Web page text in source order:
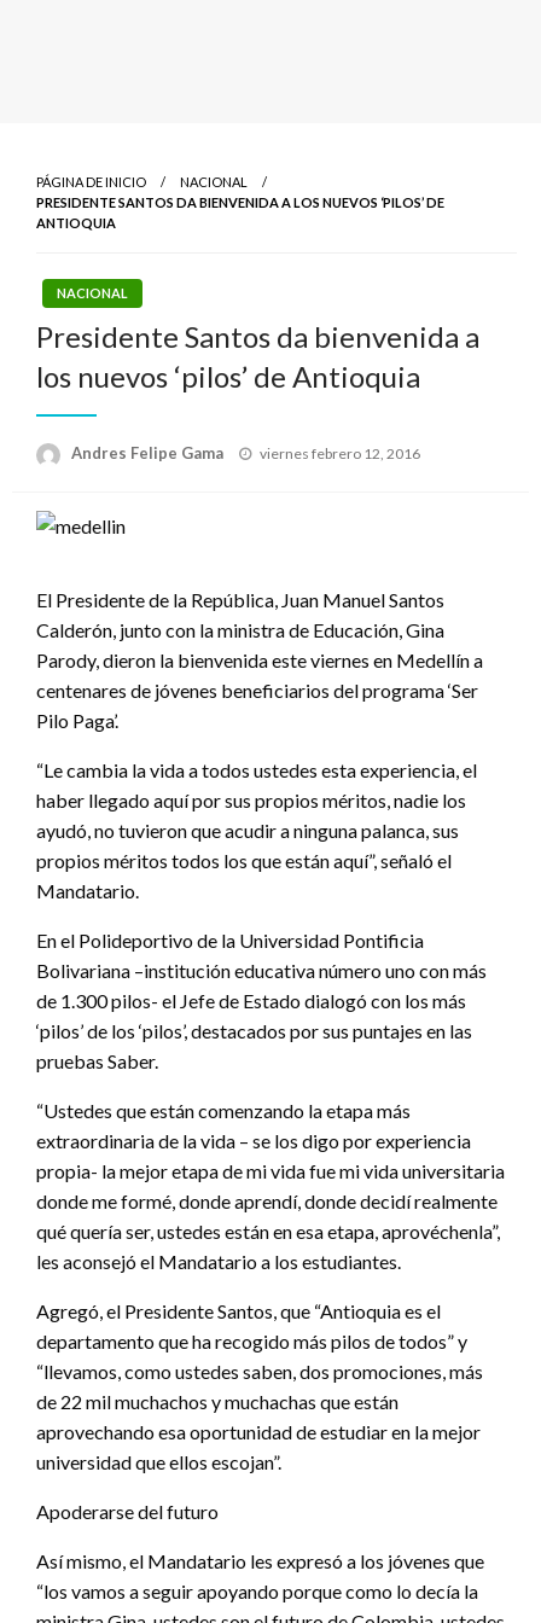
PÁGINA DE INICIO
NACIONAL
PRESIDENTE SANTOS DA BIENVENIDA A LOS NUEVOS ‘PILOS’ DE
ANTIOQUIA
NACIONAL
Presidente Santos da bienvenida a
los nuevos ‘pilos’ de Antioquia
Andres Felipe Gama
Publicado
viernes febrero 12, 2016
El Presidente de la República, Juan Manuel Santos
Calderón, junto con la ministra de Educación, Gina
Parody, dieron la bienvenida este viernes en Medellín a
centenares de jóvenes beneficiarios del programa ‘Ser
Pilo Paga’.
“Le cambia la vida a todos ustedes esta experiencia, el
haber llegado aquí por sus propios méritos, nadie los
ayudó, no tuvieron que acudir a ninguna palanca, sus
propios méritos todos los que están aquí”, señaló el
Mandatario.
En el Polideportivo de la Universidad Pontificia
Bolivariana –institución educativa número uno con más
de 1.300 pilos- el Jefe de Estado dialogó con los más
‘pilos’ de los ‘pilos’, destacados por sus puntajes en las
pruebas Saber.
“Ustedes que están comenzando la etapa más
extraordinaria de la vida – se los digo por experiencia
propia- la mejor etapa de mi vida fue mi vida universitaria
donde me formé, donde aprendí, donde decidí realmente
qué quería ser, ustedes están en esa etapa, aprovéchenla”,
les aconsejó el Mandatario a los estudiantes.
Agregó, el Presidente Santos, que “Antioquia es el
departamento que ha recogido más pilos de todos” y
“llevamos, como ustedes saben, dos promociones, más
de 22 mil muchachos y muchachas que están
aprovechando esa oportunidad de estudiar en la mejor
universidad que ellos escojan”.
Apoderarse del futuro
Así mismo, el Mandatario les expresó a los jóvenes que
“los vamos a seguir apoyando porque como lo decía la